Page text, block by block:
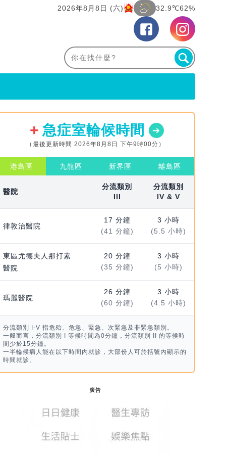
2026年8月8日 (六) 32.9℃62%
急症室輪候時間
（最後更新時間 2026年8月8日 下午9時00分）
港島區 九龍區 新界區 離島區
醫院
分流類別
III
分流類別
IV & V
律敦治醫院
17 分鐘
(41 分鐘)
3 小時
(5.5 小時)
東區尤德夫人那打素
醫院
20 分鐘
(35 分鐘)
3 小時
(5 小時)
瑪麗醫院
26 分鐘
(60 分鐘)
3 小時
(4.5 小時)
分流類別 I-V 指危殆、危急、緊急、次緊急及非緊急類別。
一般而言，分流類別 I 等候時間為0分鐘，分流類別 II 的等候時
間少於15分鐘。
一半輪候病人能在以下時間內就診，大部份人可於括號內顯示的
時間就診。
廣告